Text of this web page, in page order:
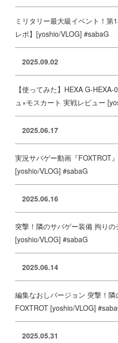
ミリタリー最大級イベント！
レポ】[yoshio/VLOG] #sabaG
2025.09.02
【使ってみた】HEXA G-
ュ×モスカート 実戦レビュー
2025.06.17
実況サバゲー動画『FOXTROT
[yoshio/VLOG] #sabaG
2025.06.16
突撃！隣のサバゲー装備 拘り
[yoshio/VLOG] #sabaG
2025.06.14
編集なおしバージョン 突撃！
FOXTROT [yoshio/VLOG]
2025.05.31